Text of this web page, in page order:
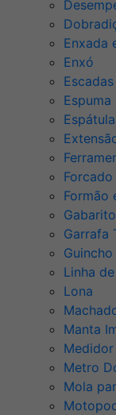
Enxada
Enxó
Escadas
Forcado
Formão
Garrafa
Guincho
Linha
Lona
Manta
Metro
Mola